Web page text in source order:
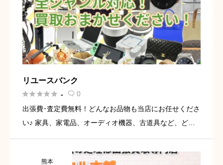
リユースバンク
 -  0
出張費･査定費無料！どんなお品物も当店にお任せくださ
い♪ 家具、家電品、オーディオ機器、古道具など、どん
されたお品物も当店へお引取りいたしますので、お引越
熊本